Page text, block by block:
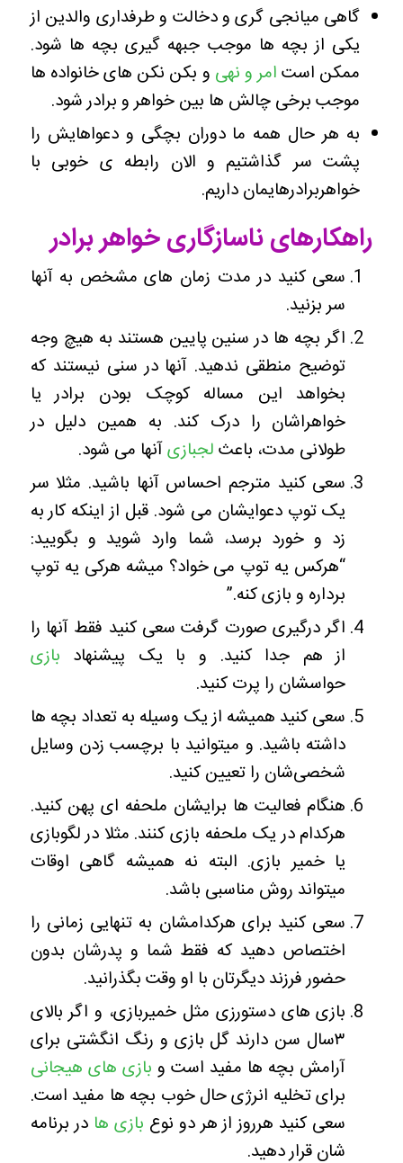
گاهی میانجی گری و دخالت و طرفداری والدین از
یکی از بچه ها موجب جبهه گیری بچه ها شود.
ممکن استامر و نهی و بکن نکن های خانواده ها
موجب برخی چالش ها بین خواهر و برادر شود.
به هر حال همه ما دوران بچگی و دعواهایش را
پشت سر گذاشتیم و الان رابطه ی خوبی با
خواهربرادرهایمان داریم.
راهکارهای ناسازگاری خواهر برادر
سعی کنید در مدت زمان های مشخص به آنها
سر بزنید.
اگر بچه ها در سنین پایین هستند به هیچ وجه
توضیح منطقی ندهید. آنها در سنی نیستند که
بخواهد این مساله کوچک بودن برادر یا
خواهراشان را درک کند. به همین دلیل در
طولانی مدت، باعثلجبازیآنها می شود.
سعی کنید مترجم احساس آنها باشید. مثلا سر
یک توپ دعوایشان می شود. قبل از اینکه کار به
زد و خورد برسد، شما وارد شوید و بگویید:
“هرکس یه توپ می خواد؟ میشه هرکی یه توپ
برداره و بازی کنه.”
اگر درگیری صورت گرفت سعی کنید فقط آنها را
از هم جدا کنید. و با یک پیشنهاد بازی
حواسشان را پرت کنید.
سعی کنید همیشه از یک وسیله به تعداد بچه ها
داشته باشید. و میتوانید با برچسب زدن وسایل
شخصی‌شان را تعیین کنید.
هنگام فعالیت ها برایشان ملحفه ای پهن کنید.
هرکدام در یک ملحفه بازی کنند. مثلا در لگوبازی
یا خمیر بازی. البته نه همیشه گاهی اوقات
میتواند روش مناسبی باشد.
سعی کنید برای هرکدامشان به تنهایی زمانی را
اختصاص دهید که فقط شما و پدرشان بدون
حضور فرزند دیگرتان با او وقت بگذرانید.
بازی های دستورزی مثل خمیربازی، و اگر بالای
۳سال سن دارند گل بازی و رنگ انگشتی برای
آرامش بچه ها مفید است و بازی های هیجانی
برای تخلیه انرژی حال خوب بچه ها مفید است.
سعی کنید هرروز از هر دو نوع بازی ها در برنامه
شان قرار دهید.